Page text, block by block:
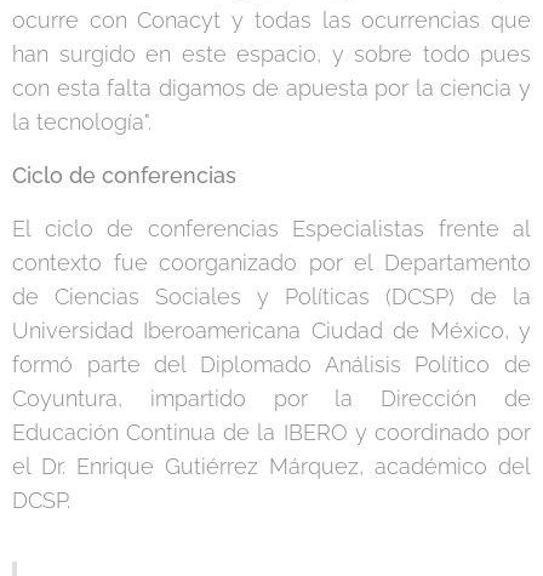
ocurre con Conacyt y todas las ocurrencias que
han surgido en este espacio, y sobre todo pues
con esta falta digamos de apuesta por la ciencia y
la tecnología".
Ciclo de conferencias
El ciclo de conferencias Especialistas frente al
contexto fue coorganizado por el Departamento
de Ciencias Sociales y Políticas (DCSP) de la
Universidad Iberoamericana Ciudad de México, y
formó parte del Diplomado Análisis Político de
Coyuntura, impartido por la Dirección de
Educación Continua de la IBERO y coordinado por
el Dr. Enrique Gutiérrez Márquez, académico del
DCSP.